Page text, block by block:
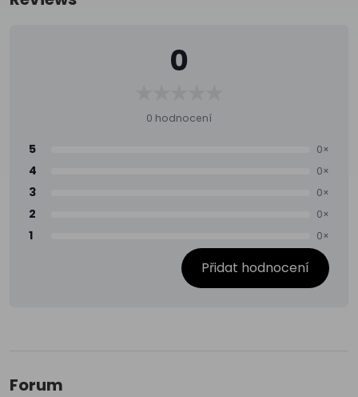
0
0 hodnocení
5 0×
4 0×
3 0×
2 0×
1 0×
Přidat hodnocení
Forum